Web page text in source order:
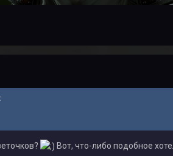
Вот, что-либо подобное